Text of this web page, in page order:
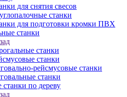
для снятия свесов
станки
для подготовки кромки ПВХ
станки
станки
станки
рейсмусовые станки
станки
по дереву